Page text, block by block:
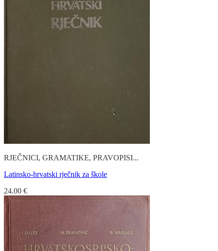
RJEČNICI, GRAMATIKE, PRAVOPISI...
Latinsko-hrvatski rječnik za škole
24.00 €